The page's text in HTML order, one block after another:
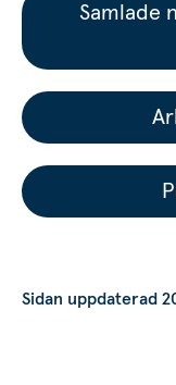
Samlade
Sidan uppdaterad